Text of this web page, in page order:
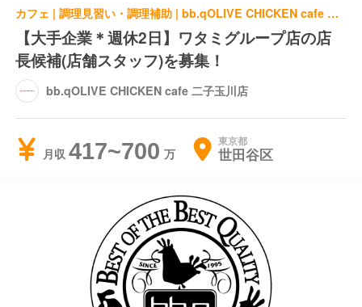
カフェ | 調理見習い・調理補助 | bb.qOLIVE CHICKEN cafe 二子玉川店
【大手企業＊週休2日】ワタミグループ店の店
長候補(店舗スタッフ)を募集！
bb.qOLIVE CHICKEN cafe 二子玉川店
月収 417~700 東京都
世田谷区